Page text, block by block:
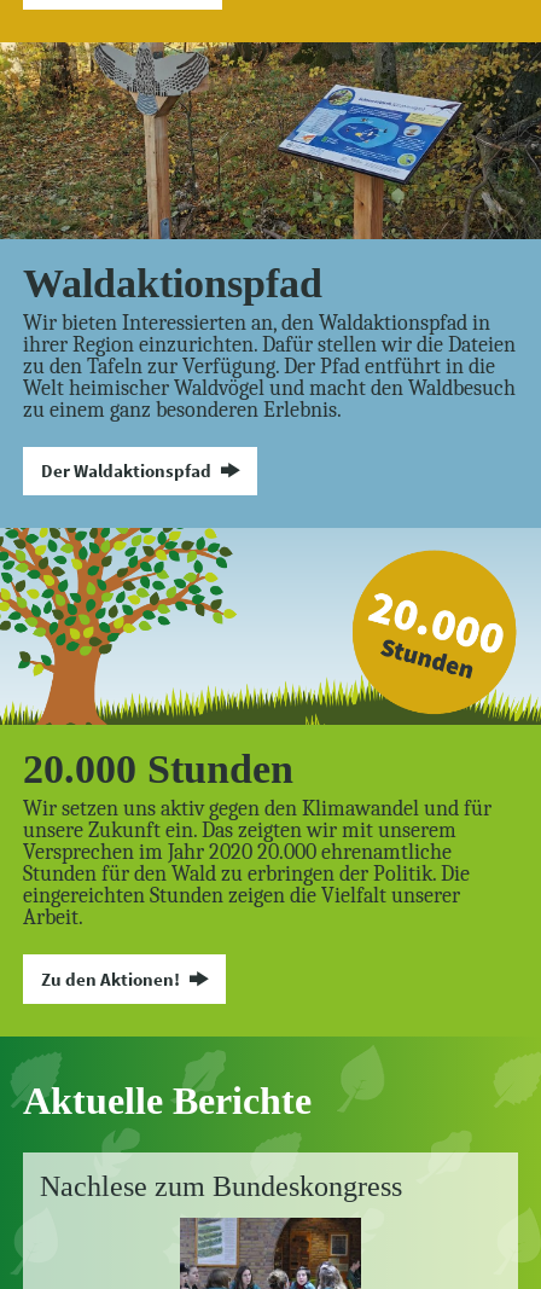
Waldaktionspfad
Wir bieten Interessierten an, den Waldaktionspfad in
ihrer Region einzurichten. Dafür stellen wir die Dateien
zu den Tafeln zur Verfügung. Der Pfad entführt in die
Welt heimischer Waldvögel und macht den Waldbesuch
zu einem ganz besonderen Erlebnis.
Der Waldaktionspfad
20.000 Stunden
Wir setzen uns aktiv gegen den Klimawandel und für
unsere Zukunft ein. Das zeigten wir mit unserem
Versprechen im Jahr 2020 20.000 ehrenamtliche
Stunden für den Wald zu erbringen der Politik. Die
eingereichten Stunden zeigen die Vielfalt unserer
Arbeit.
Zu den Aktionen!
Aktuelle Berichte
Nachlese zum Bundeskongress